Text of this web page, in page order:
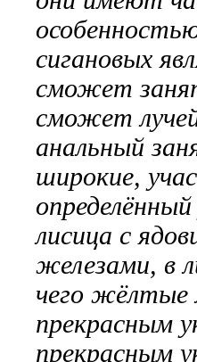
сигановых
сможет
сможет
анальный
широкие,
лисица с
железами, в
чего жёлтые
прекрасным
прекрасным